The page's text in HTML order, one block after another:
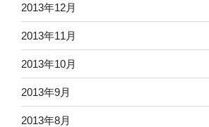
2013年12月
2013年11月
2013年10月
2013年9月
2013年8月